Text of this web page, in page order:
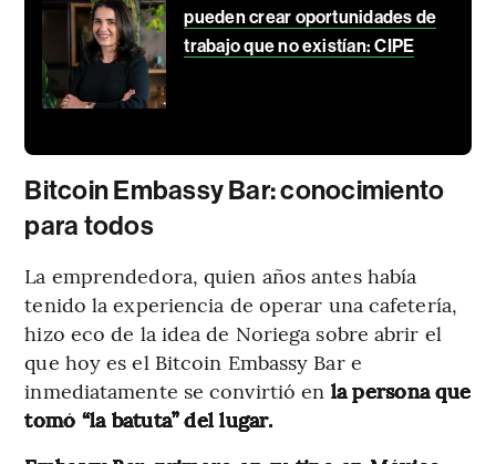
pueden crear oportunidades de
trabajo que no existían: CIPE
Bitcoin Embassy Bar: conocimiento
para todos
La emprendedora, quien años antes había
tenido la experiencia de operar una cafetería,
hizo eco de la idea de Noriega sobre abrir el
que hoy es el Bitcoin Embassy Bar e
inmediatamente se convirtió en la persona que
tomó “la batuta” del lugar.